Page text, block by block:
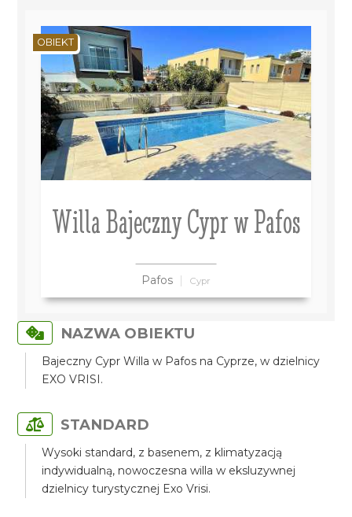
Willa Bajeczny Cypr w Pafos
Pafos Cypr
OBIEKT
NAZWA OBIEKTU
Bajeczny Cypr Willa w Pafos na Cyprze, w dzielnicy
EXO VRISI.
STANDARD
Wysoki standard, z basenem, z klimatyzacją
indywidualną, nowoczesna willa w eksluzywnej
dzielnicy turystycznej Exo Vrisi.